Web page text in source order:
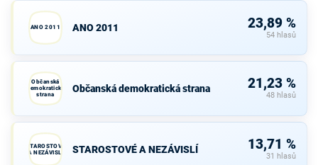
ANO 2011 ANO 2011 23,89 %
54 hlasů
Občanská
demokratická
strana
Občanská demokratická strana 21,23 %
48 hlasů
STAROSTOVÉ
A NEZÁVISLÍ
STAROSTOVÉ A NEZÁVISLÍ 13,71 %
31 hlasů